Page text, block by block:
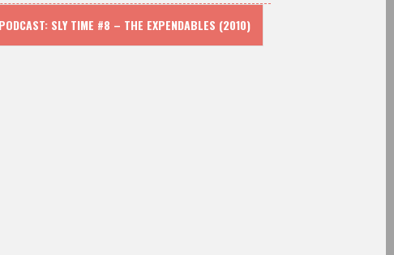
PODCAST: SLY TIME #8 – THE EXPENDABLES (2010)